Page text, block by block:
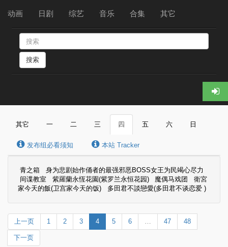
动画 日剧 综艺 音乐 合集 其它
搜索
其它 一 二 三 四 五 六 日
发布组必看须知 本站 Tracker
青之箱
身为悲剧始作俑者的最强邪恶BOSS女王为民竭心尽力
间谍教室
紫羅蘭永恆花園(紫罗兰永恒花园) 魔偶马戏团
衛宮
家今天的飯(卫宫家今天的饭)
多田君不談戀愛(多田君不谈恋爱 )
上一页 1 2 3 4 5 6 … 47 48
下一页